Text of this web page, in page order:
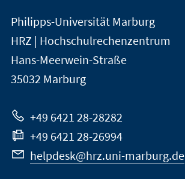
Kontakt
und
Informationen
zur
Website
der
Universität
Marburg
Philipps-Universität Marburg
HRZ | Hochschulrechenzentrum
Hans-Meerwein-Straße
35032 Marburg
+49 6421 28-28282
+49 6421 28-26994
helpdesk@hrz.uni-marburg.de